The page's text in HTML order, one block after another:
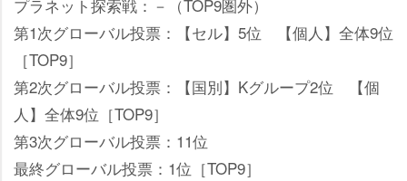
プラネット探索戦：－（TOP9圏外）
第1次グローバル投票：【セル】5位 【個人】全体9位
［TOP9］
第2次グローバル投票：【国別】Kグループ2位 【個
人】全体9位［TOP9］
第3次グローバル投票：11位
最終グローバル投票：1位［TOP9］